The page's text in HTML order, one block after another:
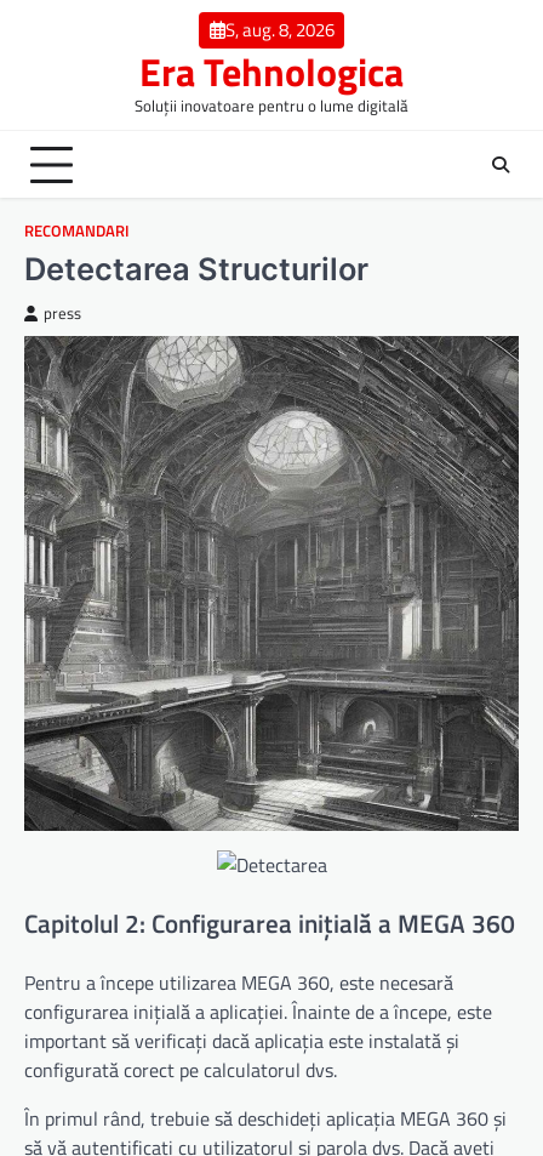
S, aug. 8, 2026
Era Tehnologica
Soluții inovatoare pentru o lume digitală
RECOMANDARI
Detectarea Structurilor
press
Capitolul 2: Configurarea inițială a MEGA 360
Pentru a începe utilizarea MEGA 360, este necesară
configurarea inițială a aplicației. Înainte de a începe, este
important să verificați dacă aplicația este instalată și
configurată corect pe calculatorul dvs.
În primul rând, trebuie să deschideți aplicația MEGA 360 și
să vă autentificați cu utilizatorul și parola dvs. Dacă aveți